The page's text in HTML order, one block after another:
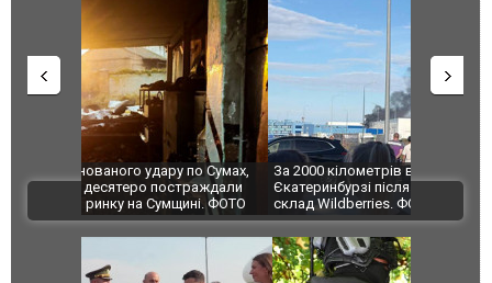
За 2000 кілометрів від кордону з Україною: в
Єкатеринбурзі після атаки дронів загорівся
склад Wildberries. ФОТО. ВІДЕО
"Мої
ВІДЕО